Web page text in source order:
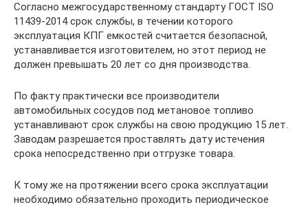
Согласно межгосударственному стандарту ГОСТ ISO
11439-2014 срок службы, в течении которого
эксплуатация КПГ емкостей считается безопасной,
устанавливается изготовителем, но этот период не
должен превышать 20 лет со дня производства.
По факту практически все производители
автомобильных сосудов под метановое топливо
устанавливают срок службы на свою продукцию 15 лет.
Заводам разрешается проставлять дату истечения
срока непосредственно при отгрузке товара.
К тому же на протяжении всего срока эксплуатации
необходимо обязательно проходить периодическое